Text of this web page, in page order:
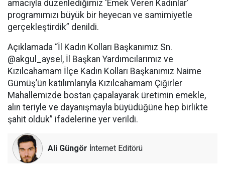
amacıyla düzenlediğimiz ‘Emek Veren Kadınlar’
programımızı büyük bir heyecan ve samimiyetle
gerçekleştirdik” denildi.
Açıklamada “İl Kadın Kolları Başkanımız Sn.
@akgul_aysel, İl Başkan Yardımcılarımız ve
Kızılcahamam İlçe Kadın Kolları Başkanımız Naime
Gümüş’ün katılımlarıyla Kızılcahamam Çiğirler
Mahallemizde bostan çapalayarak üretimin emekle,
alın teriyle ve dayanışmayla büyüdüğüne hep birlikte
şahit olduk” ifadelerine yer verildi.
Ali Güngör İnternet Editörü